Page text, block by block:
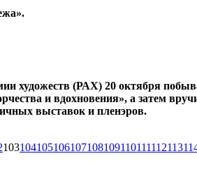
художеств (РАХ) 20 октября
и вдохновения», а затем
выставок и пленэров.
103104105106107108109110111112113